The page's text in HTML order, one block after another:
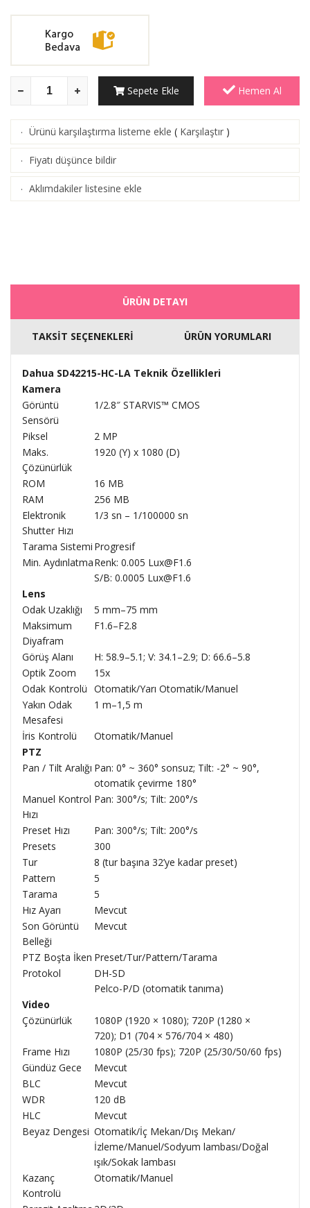
Sepete Ekle Hemen Al
· Ürünü karşılaştırma listeme ekle ( Karşılaştır )
· Fiyatı düşünce bildir
· Aklımdakiler listesine ekle
ÜRÜN DETAYI
TAKSİT SEÇENEKLERİ ÜRÜN YORUMLARI
Dahua SD42215-HC-LA Teknik Özellikleri
Kamera
Görüntü
Sensörü
1/2.8″ STARVIS™ CMOS
Piksel
2 MP
Maks.
Çözünürlük
1920 (Y) x 1080 (D)
ROM
16 MB
RAM
256 MB
Elektronik
Shutter Hızı
1/3 sn – 1/100000 sn
Tarama Sistemi Progresif
Min. AydınlatmaRenk: 0.005 Lux@F1.6
S/B: 0.0005 Lux@F1.6
Lens
Odak Uzaklığı
5 mm–75 mm
Maksimum
Diyafram
F1.6–F2.8
Görüş Alanı
H: 58.9–5.1; V: 34.1–2.9; D: 66.6–5.8
Optik Zoom
15x
Odak Kontrolü Otomatik/Yarı Otomatik/Manuel
Yakın Odak
Mesafesi
1 m–1,5 m
İris Kontrolü
Otomatik/Manuel
PTZ
Pan / Tilt Aralığı Pan: 0° ~ 360° sonsuz; Tilt: -2° ~ 90°,
otomatik çevirme 180°
Manuel Kontrol
Hızı
Pan: 300°/s; Tilt: 200°/s
Preset Hızı
Pan: 300°/s; Tilt: 200°/s
Presets
300
Tur
8 (tur başına 32’ye kadar preset)
Pattern
5
Tarama
5
Hız Ayarı
Mevcut
Son Görüntü
Belleği
Mevcut
PTZ Boşta İken Preset/Tur/Pattern/Tarama
Protokol
DH-SD
Pelco-P/D (otomatik tanıma)
Video
Çözünürlük
1080P (1920 × 1080); 720P (1280 ×
720); D1 (704 × 576/704 × 480)
Frame Hızı
1080P (25/30 fps); 720P (25/30/50/60 fps)
Gündüz Gece
Mevcut
BLC
Mevcut
WDR
120 dB
HLC
Mevcut
Beyaz Dengesi Otomatik/İç Mekan/Dış Mekan/
İzleme/Manuel/Sodyum lambası/Doğal
ışık/Sokak lambası
Kazanç
Kontrolü
Otomatik/Manuel